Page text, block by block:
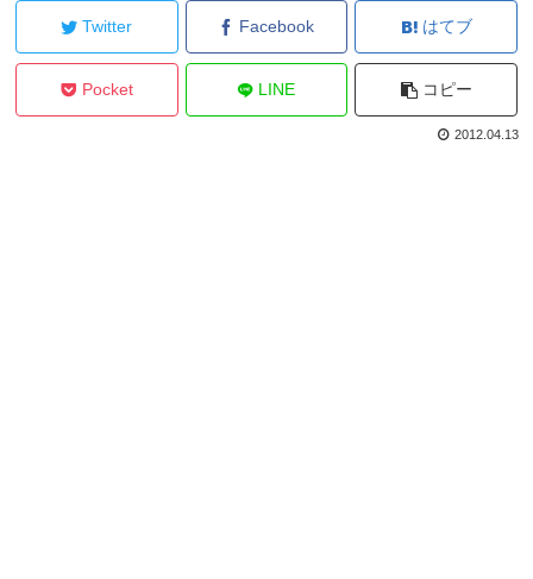
Twitter Facebook はてブ
Pocket LINE コピー
2012.04.13